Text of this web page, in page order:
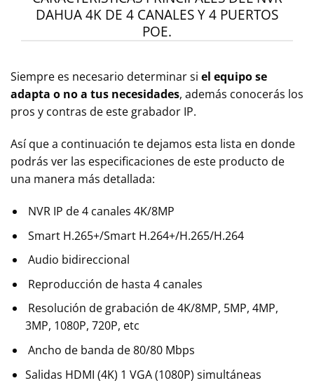
DAHUA 4K DE 4 CANALES Y 4 PUERTOS
POE.
Siempre es necesario determinar si el equipo se
adapta o no a tus necesidades, además conocerás los
pros y contras de este grabador IP.
Así que a continuación te dejamos esta lista en donde
podrás ver las especificaciones de este producto de
una manera más detallada:
NVR IP de 4 canales 4K/8MP
Smart H.265+/Smart H.264+/H.265/H.264
Audio bidireccional
Reproducción de hasta 4 canales
Resolución de grabación de 4K/8MP, 5MP, 4MP,
3MP, 1080P, 720P, etc
Ancho de banda de 80/80 Mbps
Salidas HDMI (4K) 1 VGA (1080P) simultáneas